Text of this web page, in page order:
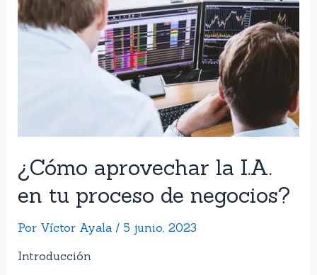
¿Cómo aprovechar la I.A.
en tu proceso de negocios?
Por Víctor Ayala / 5 junio, 2023
Introducción